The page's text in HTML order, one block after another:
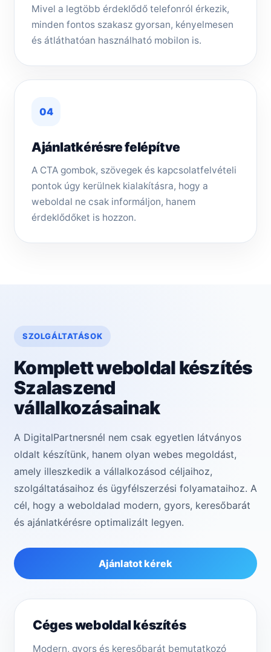
Mivel a legtöbb érdeklődő telefonról érkezik,
minden fontos szakasz gyorsan, kényelmesen
és átláthatóan használható mobilon is.
04
Ajánlatkérésre felépítve
A CTA gombok, szövegek és kapcsolatfelvételi
pontok úgy kerülnek kialakításra, hogy a
weboldal ne csak informáljon, hanem
érdeklődőket is hozzon.
SZOLGÁLTATÁSOK
Komplett weboldal készítés
Szalaszend
vállalkozásainak
A DigitalPartnersnél nem csak egyetlen látványos
oldalt készítünk, hanem olyan webes megoldást,
amely illeszkedik a vállalkozásod céljaihoz,
szolgáltatásaihoz és ügyfélszerzési folyamataihoz. A
cél, hogy a weboldalad modern, gyors, keresőbarát
és ajánlatkérésre optimalizált legyen.
Ajánlatot kérek
Céges weboldal készítés
Modern, gyors és keresőbarát bemutatkozó